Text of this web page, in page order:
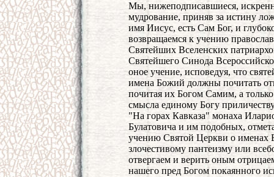
Мы, нижеподписавшиеся,
мудрование, приняв за истину
имя Иисус, есть Сам Бог, и
возвращаемся к учению
Святейших Вселенских
Святейшего Синода
оное учение, исповедуя, что
имена Божий должны почитать
почитая их Богом Самим, а
смысла единому Богу
"На горах Кавказа" монаха
Булатовича и им подобных,
учению Святой Церкви о именах
злочестивому пантеизму или
отвергаем и верить оным
нашего пред Богом покаянного